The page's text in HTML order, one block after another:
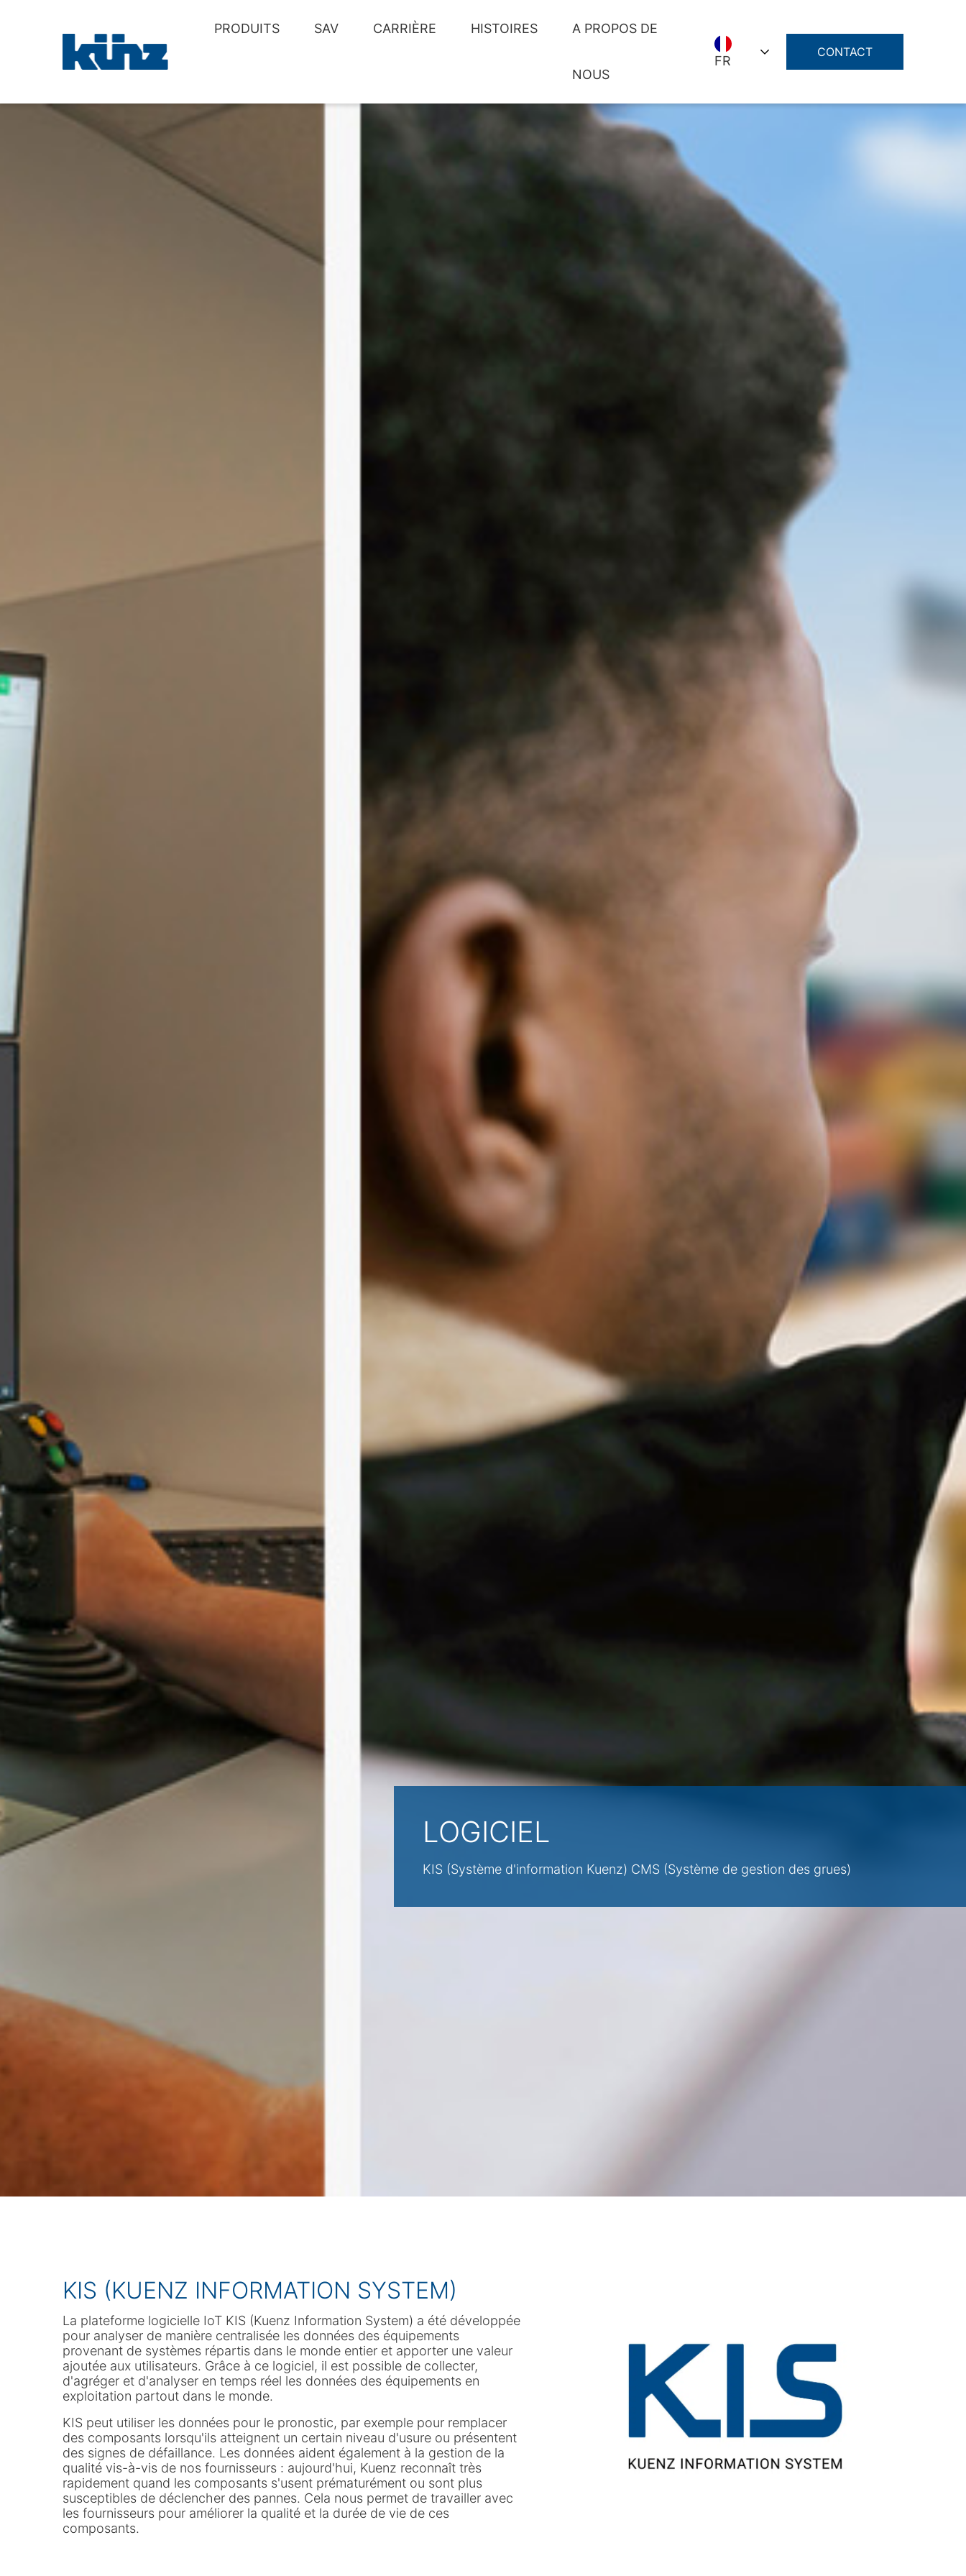
PRODUITS SAV CARRIÈRE HISTOIRES A PROPOS DE
NOUS
FR
CONTACT
LOGICIEL
KIS (Système d'information Kuenz) CMS (Système de gestion des grues)
KIS (KUENZ INFORMATION SYSTEM)
La plateforme logicielle IoT KIS (Kuenz Information System) a été développée
pour analyser de manière centralisée les données des équipements
provenant de systèmes répartis dans le monde entier et apporter une valeur
ajoutée aux utilisateurs. Grâce à ce logiciel, il est possible de collecter,
d'agréger et d'analyser en temps réel les données des équipements en
exploitation partout dans le monde.
KIS peut utiliser les données pour le pronostic, par exemple pour remplacer
des composants lorsqu'ils atteignent un certain niveau d'usure ou présentent
des signes de défaillance. Les données aident également à la gestion de la
qualité vis-à-vis de nos fournisseurs : aujourd'hui, Kuenz reconnaît très
rapidement quand les composants s'usent prématurément ou sont plus
susceptibles de déclencher des pannes. Cela nous permet de travailler avec
les fournisseurs pour améliorer la qualité et la durée de vie de ces
composants.